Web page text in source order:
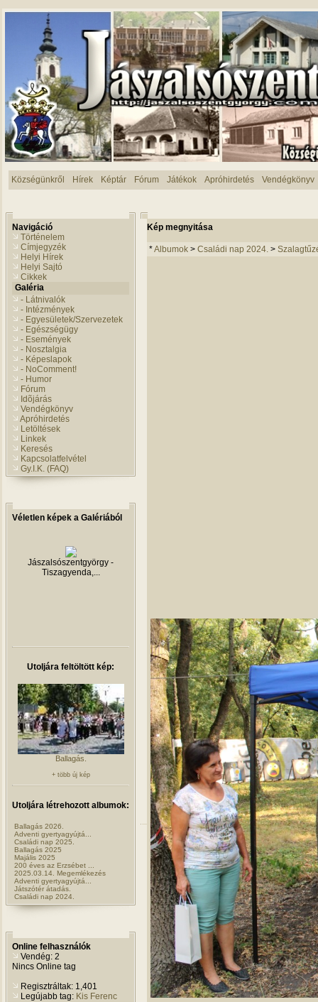
Községünkről Hírek Képtár Fórum Játékok Apróhirdetés Vendégkönyv
Navigáció
Történelem
Címjegyzék
Helyi Hírek
Helyi Sajtó
Cikkek
Galéria
- Látnivalók
- Intézmények
- Egyesületek/Szervezetek
- Egészségügy
- Események
- Nosztalgia
- Képeslapok
- NoComment!
- Humor
Fórum
Idõjárás
Vendégkönyv
Apróhirdetés
Letöltések
Linkek
Keresés
Kapcsolatfelvétel
Gy.I.K. (FAQ)
Véletlen képek a Galériából
Jászalsószentgyörgy -
Tiszagyenda,...
Utoljára feltöltött kép:
Ballagás.
+ több új kép
Utoljára létrehozott albumok:
Ballagás 2026.
Adventi gyertyagyújtá...
Családi nap 2025.
Ballagás 2025
Majális 2025
200 éves az Erzsébet ...
2025.03.14. Megemlékezés
Adventi gyertyagyújtá...
Játszótér átadás.
Családi nap 2024.
Online felhasználók
Vendég: 2
Nincs Online tag
Regisztráltak: 1,401
Legújabb tag: Kis Ferenc
Kép megnyitása
*Albumok > Családi nap 2024. >